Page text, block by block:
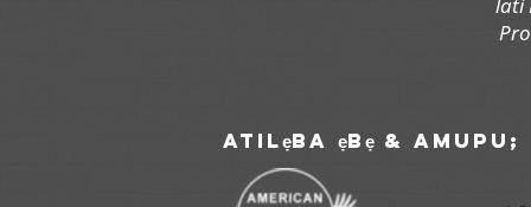
atilẹba ẹbẹ &